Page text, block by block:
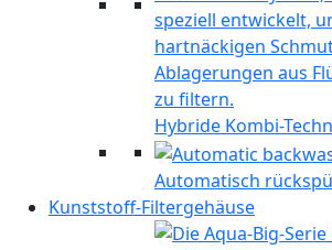
Hybride Kombi-
Automatisch
Kunststoff-Filtergehäuse